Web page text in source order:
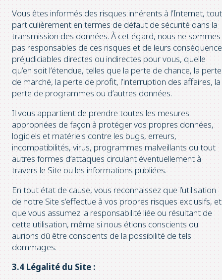
Vous êtes informés des risques inhérents à l’Internet, tout
particulièrement en termes de défaut de sécurité dans la
transmission des données. À cet égard, nous ne sommes
pas responsables de ces risques et de leurs
préjudiciables directes ou indirectes pour vous, quelle
qu’en soit l’étendue, telles que la perte de chance, la perte
de marché, la perte de profit, l’interruption des affaires, la
perte de programmes ou d’autres données.
Il vous appartient de prendre toutes les mesures
appropriées de façon à protéger vos propres données,
logiciels et matériels contre les bugs, erreurs,
incompatibilités, virus, programmes malveillants ou tout
autres formes d’attaques circulant éventuellement à
travers le Site ou les informations publiées.
En tout état de cause, vous reconnaissez que l’utilisation
de notre Site s’effectue à vos propres risques exclusifs, et
que vous assumez la responsabilité liée ou résultant de
cette utilisation, même si nous étions conscients ou
aurions dû être conscients de la possibilité de tels
dommages.
3.4 Légalité du Site :